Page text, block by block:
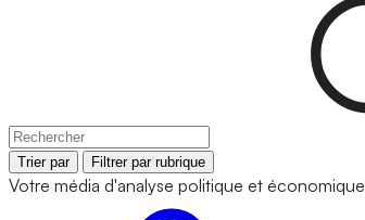
Trier par Filtrer par rubrique
Votre média d'analyse politique et économique